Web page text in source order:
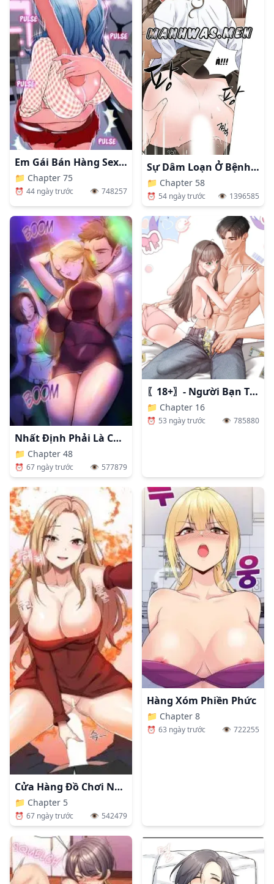
Em Gái Bán Hàng Sextoy
📁 Chapter 75
⏰ 44 ngày trước 👁️ 748257
Sự Dâm Loạn Ở Bệnh Viện
📁 Chapter 58
⏰ 54 ngày trước 👁️ 1396585
Nhất Định Phải Là Chị Ấy
📁 Chapter 48
⏰ 67 ngày trước 👁️ 577879
〖18+〗- Người Bạn Thanh Mai Trúc Mã Tính Theo Giá Thị Trường
📁 Chapter 16
⏰ 53 ngày trước 👁️ 785880
Cửa Hàng Đồ Chơi Người Lớn Ở Thế Giới Lạ
📁 Chapter 5
⏰ 67 ngày trước 👁️ 542479
Hàng Xóm Phiền Phức
📁 Chapter 8
⏰ 63 ngày trước 👁️ 722255